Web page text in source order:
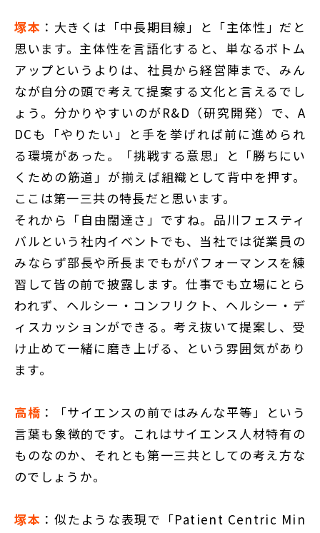
塚本 ：大きくは「中長期目線」と「主体性」だと
思います。主体性を言語化すると、単なるボトム
アップというよりは、社員から経営陣まで、みん
なが自分の頭で考えて提案する文化と言えるでし
ょう。分かりやすいのがR&D（研究開発）で、A
DCも「やりたい」と手を挙げれば前に進められ
る環境があった。「挑戦する意思」と「勝ちにい
くための筋道」が揃えば組織として背中を押す。
ここは第一三共の特長だと思います。
それから「自由闊達さ」ですね。品川フェスティ
バルという社内イベントでも、当社では従業員の
みならず部長や所長までもがパフォーマンスを練
習して皆の前で披露します。仕事でも立場にとら
われず、ヘルシー・コンフリクト、ヘルシー・デ
ィスカッションができる。考え抜いて提案し、受
け止めて一緒に磨き上げる、という雰囲気があり
ます。
高橋 ：「サイエンスの前ではみんな平等」という
言葉も象徴的です。これはサイエンス人材特有の
ものなのか、それとも第一三共としての考え方な
のでしょうか。
塚本 ：似たような表現で「Patient Centric Min